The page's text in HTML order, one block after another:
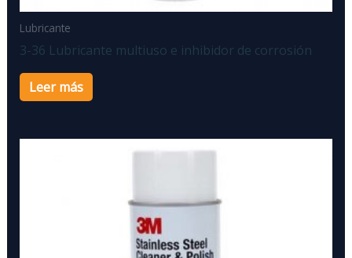
Lubricante
3-36 Lubricante multiuso e inhibidor de corrosión
Leer más